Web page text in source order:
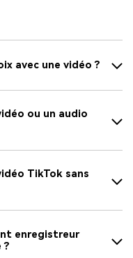
avec une vidéo ?
ou un audio
TikTok sans
enregistreur
?